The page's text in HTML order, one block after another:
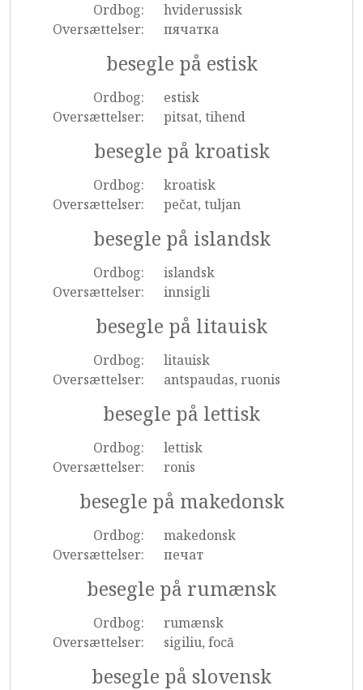
Ordbog:
hviderussisk
Oversættelser:
пячатка
besegle på estisk
Ordbog:
estisk
Oversættelser:
pitsat, tihend
besegle på kroatisk
Ordbog:
kroatisk
Oversættelser:
pečat, tuljan
besegle på islandsk
Ordbog:
islandsk
Oversættelser:
innsigli
besegle på litauisk
Ordbog:
litauisk
Oversættelser:
antspaudas, ruonis
besegle på lettisk
Ordbog:
lettisk
Oversættelser:
ronis
besegle på makedonsk
Ordbog:
makedonsk
Oversættelser:
печат
besegle på rumænsk
Ordbog:
rumænsk
Oversættelser:
sigiliu, focă
besegle på slovensk